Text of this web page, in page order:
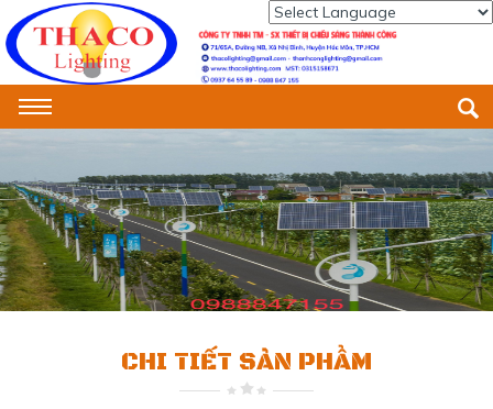
Powered by
CHI TIẾT SẢN PHẨM